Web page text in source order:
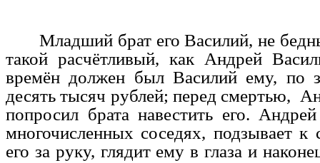
Младший брат его Василий, не
такой расчётливый, как Андрей
времён должен был Василий ему, по
десять тысяч рублей; перед смертью,
попросил брата навестить его.
многочисленных соседях, подзывает к
его за руку, глядит ему в глаза и